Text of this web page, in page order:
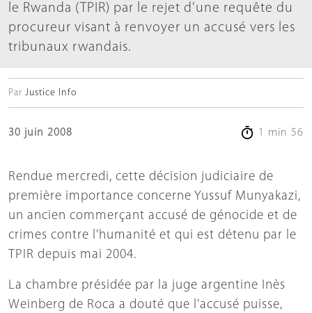
le Rwanda (TPIR) par le rejet d'une requête du
procureur visant à renvoyer un accusé vers les
tribunaux rwandais.
Par Justice Info
30 juin 2008 1 min 56
Rendue mercredi, cette décision judiciaire de
première importance concerne Yussuf Munyakazi,
un ancien commerçant accusé de génocide et de
crimes contre l'humanité et qui est détenu par le
TPIR depuis mai 2004.
La chambre présidée par la juge argentine Inès
Weinberg de Roca a douté que l'accusé puisse,